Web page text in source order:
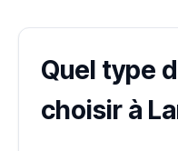
Quel type
choisir à